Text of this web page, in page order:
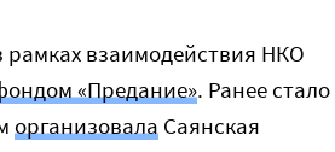
рамках взаимодействия НКО
«Предание». Ранее стало
организовала Саянская